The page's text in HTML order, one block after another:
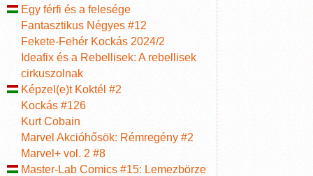
Egy férfi és a felesége
Fantasztikus Négyes #12
Fekete-Fehér Kockás 2024/2
Ideafix és a Rebellisek: A rebellisek
cirkuszolnak
Képzel(e)t Koktél #2
Kockás #126
Kurt Cobain
Marvel Akcióhősök: Rémregény #2
Marvel+ vol. 2 #8
Master-Lab Comics #15: Lemezbörze